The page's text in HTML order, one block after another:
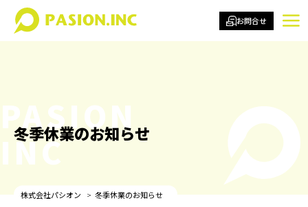
お問合せ
PASION
INC
冬季休業のお知らせ
株式会社パシオン 冬季休業のお知らせ